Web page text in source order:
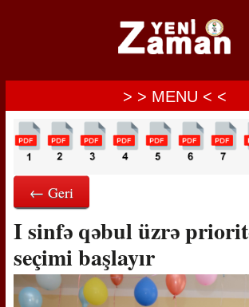
> > MENU < <
← Geri
I sinfə qəbul üzrə
seçimi başlayır